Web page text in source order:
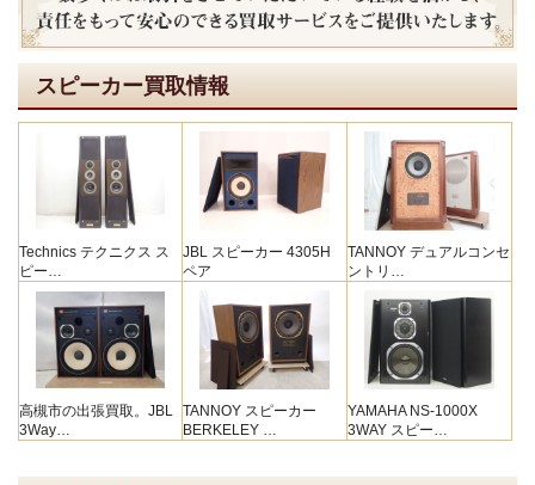
スピーカー買取情報
Technics テクニクス ス
ピー…
JBL スピーカー 4305H
ペア
TANNOY デュアルコンセ
ントリ…
高槻市の出張買取。JBL
3Way…
TANNOY スピーカー
BERKELEY …
YAMAHA NS-1000X
3WAY スピー…